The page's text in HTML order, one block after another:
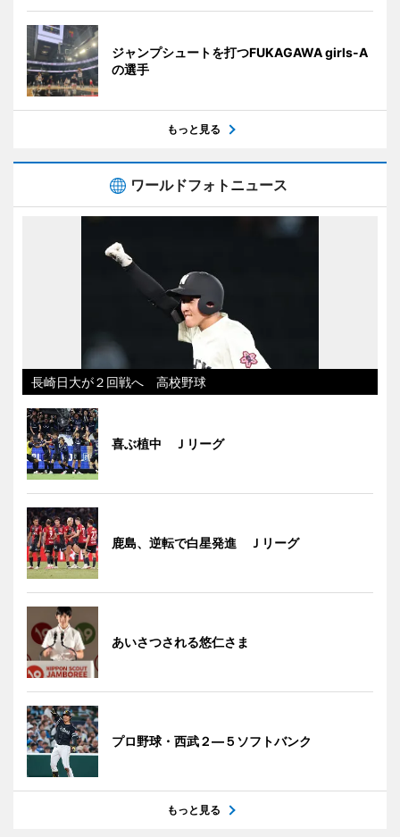
ジャンプシュートを打つFUKAGAWA girls-A
の選手
もっと見る
ワールドフォトニュース
長崎日大が２回戦へ 高校野球
喜ぶ植中 Ｊリーグ
鹿島、逆転で白星発進 Ｊリーグ
あいさつされる悠仁さま
プロ野球・西武２―５ソフトバンク
もっと見る